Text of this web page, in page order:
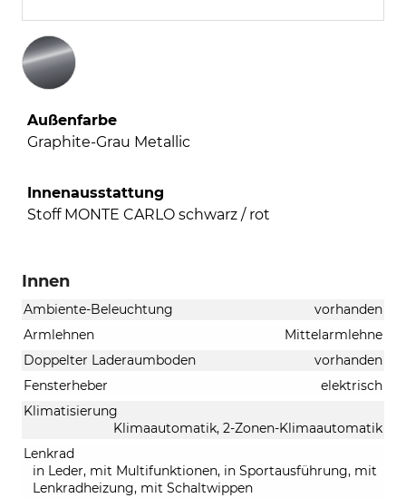
Außenfarbe
Graphite-Grau Metallic
Innenausstattung
Stoff MONTE CARLO schwarz / rot
Innen
Ambiente-Beleuchtung
vorhanden
Armlehnen
Mittelarmlehne
Doppelter Laderaumboden
vorhanden
Fensterheber
elektrisch
Klimatisierung
Klimaautomatik, 2-Zonen-Klimaautomatik
Lenkrad
in Leder, mit Multifunktionen, in Sportausführung, mit
Lenkradheizung, mit Schaltwippen